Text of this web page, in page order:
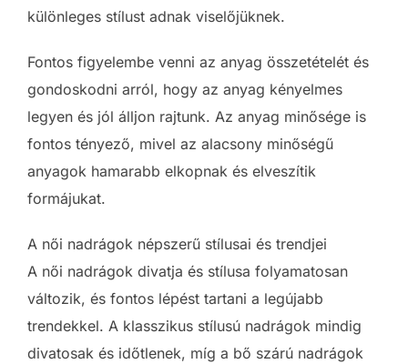
különleges stílust adnak viselőjüknek.
Fontos figyelembe venni az anyag összetételét és
gondoskodni arról, hogy az anyag kényelmes
legyen és jól álljon rajtunk. Az anyag minősége is
fontos tényező, mivel az alacsony minőségű
anyagok hamarabb elkopnak és elveszítik
formájukat.
A női nadrágok népszerű stílusai és trendjei
A női nadrágok divatja és stílusa folyamatosan
változik, és fontos lépést tartani a legújabb
trendekkel. A klasszikus stílusú nadrágok mindig
divatosak és időtlenek, míg a bő szárú nadrágok